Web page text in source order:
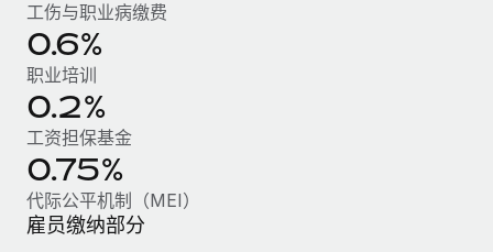
快速建立合规实体
人员调配与搬迁
轻松搬迁员工
福利
Reverse Tech's strategic partnership with
Remote for contractor management and
payroll
Reverse Tech at a glance Health and wellness startup,
Reverse Tech, partnered with Remote to manage...
了解更多
了解更多
What a Workday global payroll implementation
actually looks like
Most teams hear "payroll implementation" and picture a
six-month project with a dedicated team....
了解更多
工伤与职业病缴费
0.6%
职业培训
0.2%
工资担保基金
0.75%
代际公平机制（MEI）
雇员缴纳部分